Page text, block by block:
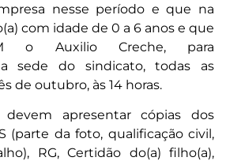
nesse período e que na
com idade de 0 a 6 anos e que
o Auxilio Creche, para
sede do sindicato, todas as
de outubro, às 14 horas.
devem apresentar cópias dos
(parte da foto, qualificação civil,
RG, Certidão do(a) filho(a),